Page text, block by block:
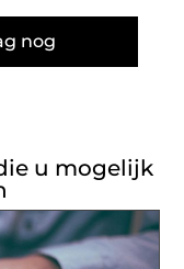
nog
u mogelijk